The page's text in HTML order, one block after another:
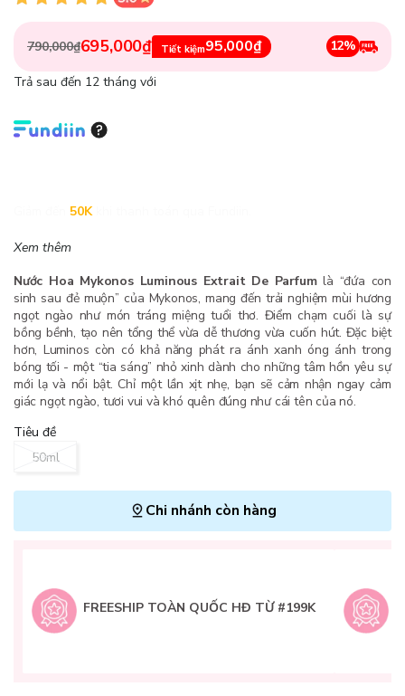
790,000₫695,000₫ Tiết kiệm95,000₫ 12%
Trả sau đến 12 tháng với
50K
Xem thêm
Nước Hoa Mykonos Luminous Extrait De Parfumlà “đứa con
sinh sau đẻ muộn” của Mykonos, mang đến trải nghiệm mùi hương
ngọt ngào như món tráng miệng tuổi thơ. Điểm chạm cuối là sự
bồng bềnh, tạo nên tổng thể vừa dễ thương vừa cuốn hút. Đặc biệt
hơn, Luminos còn có khả năng phát ra ánh xanh óng ánh trong
bóng tối - một “tia sáng” nhỏ xinh dành cho những tâm hồn yêu sự
mới lạ và nổi bật. Chỉ một lần xịt nhẹ, bạn sẽ cảm nhận ngay cảm
giác ngọt ngào, tươi vui và khó quên đúng như cái tên của nó.
Tiêu đề
50ml
Chi nhánh còn hàng
FREESHIP TOÀN QUỐC HĐ TỪ #199K